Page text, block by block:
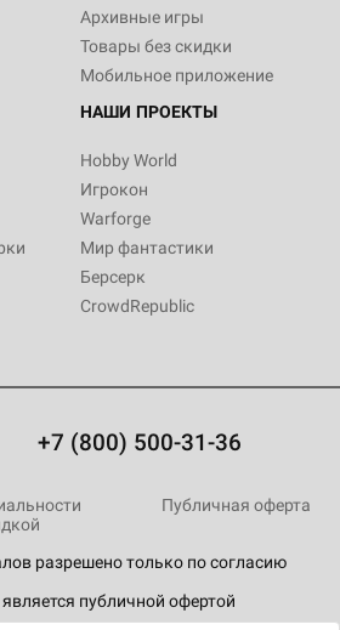
Архивные игры
Товары без скидки
Мобильное приложение
НАШИ ПРОЕКТЫ
Hobby World
Игрокон
Warforge
Мир фантастики
Берсерк
CrowdRepublic
+7 (800) 500-31-36
разрешено только по согласию
публичной офертой
Публичная оферта